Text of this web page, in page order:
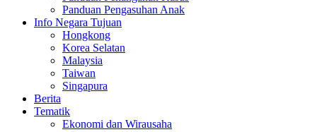
Panduan Pengasuhan Anak
Info Negara Tujuan
Hongkong
Korea Selatan
Malaysia
Taiwan
Singapura
Berita
Tematik
Ekonomi dan Wirausaha